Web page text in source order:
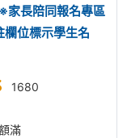
家長陪同報名專區
欄位標示學生名
1680
滿